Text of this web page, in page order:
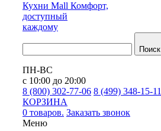
Кухни Mall Комфорт,
доступный
каждому
Поиск
ПН-ВС
с 10:00 до 20:00
8 (800) 302-77-06 8 (499) 348-15-11
КОРЗИНА
0 товаров. Заказать звонок
Меню